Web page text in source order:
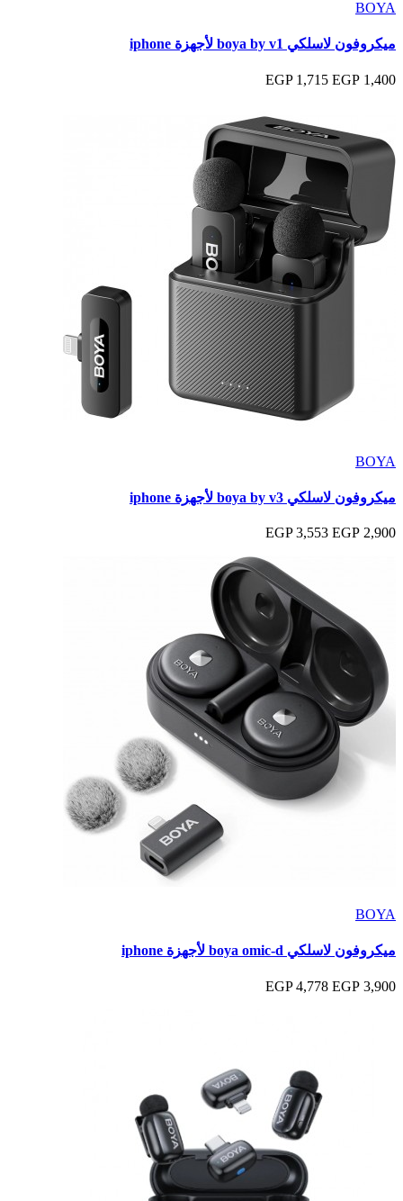
BOYA
ميكروفون لاسلكي boya by v1 لأجهزة iphone
1,400 EGP
1,715 EGP
BOYA
ميكروفون لاسلكي boya by v3 لأجهزة iphone
2,900 EGP
3,553 EGP
BOYA
ميكروفون لاسلكي boya omic-d لأجهزة iphone
3,900 EGP
4,778 EGP